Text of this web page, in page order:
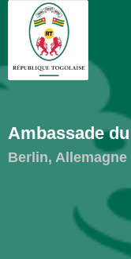
Ambassade
Berlin, Allemagne